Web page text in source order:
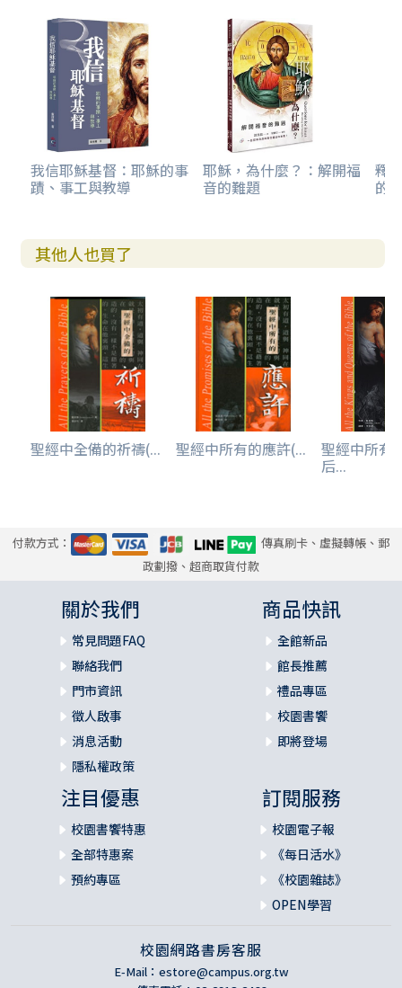
我信耶穌基督：耶穌的事
蹟、事工與教導
耶穌，為什麼？：解開福
音的難題
釋
的
其他人也買了
聖經中全備的祈禱(... 聖經中所有的應許(... 聖經中所有
后...
付款方式：
傳真刷卡、虛擬轉帳、郵
政劃撥、超商取貨付款
關於我們
常見問題FAQ
聯絡我們
門市資訊
徵人啟事
消息活動
隱私權政策
商品快訊
全館新品
館長推薦
禮品專區
校園書饗
即將登場
注目優惠
校園書饗特惠
全部特惠案
預約專區
訂閱服務
校園電子報
《每日活水》
《校園雜誌》
OPEN學習
校園網路書房客服
E-Mail： estore@campus.org.tw